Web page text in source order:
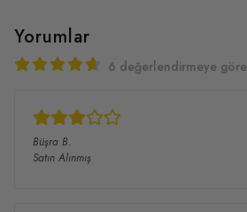
Yorumlar
6 değerlendirmeye göre
Büşra B.
Satın Alınmış